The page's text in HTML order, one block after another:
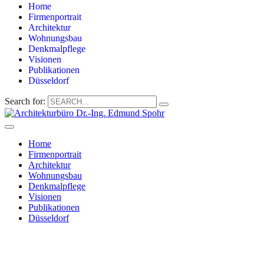
Home
Firmenportrait
Architektur
Wohnungsbau
Denkmalpflege
Visionen
Publikationen
Düsseldorf
Search for:
Home
Firmenportrait
Architektur
Wohnungsbau
Denkmalpflege
Visionen
Publikationen
Düsseldorf